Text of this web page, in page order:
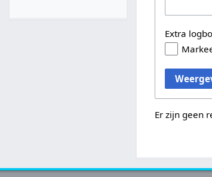
Extra
Er zijn geen